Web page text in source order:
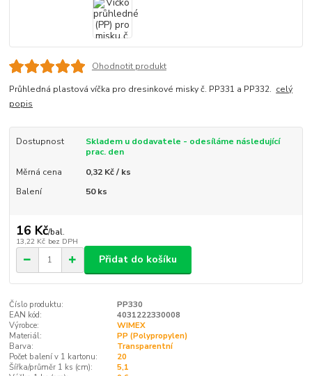
Ohodnotit produkt
Průhledná plastová víčka pro dresinkové misky č. PP331 a PP332. celý
popis
Dostupnost
Skladem u dodavatele - odesíláme následující
prac. den
Měrná cena
0,32 Kč / ks
Balení
50 ks
16 Kč/bal.
13,22 Kč bez DPH
Přidat do košíku
Číslo produktu:
PP330
EAN kód:
4031222330008
Výrobce:
WIMEX
Materiál:
PP (Polypropylen)
Barva:
Transparentní
Počet balení v 1 kartonu:
20
Šířka/průměr 1 ks (cm):
5,1